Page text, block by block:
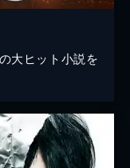
大ヒット小説を